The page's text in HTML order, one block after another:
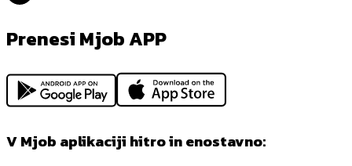
Prenesi Mjob APP
V Mjob aplikaciji hitro in enostavno: